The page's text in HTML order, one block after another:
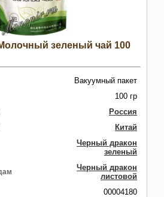
зеленый чай 100
Вакуумный пакет
100 гр
Россия
Китай
Черный дракон
зеленый
Черный дракон
листовой
00004180